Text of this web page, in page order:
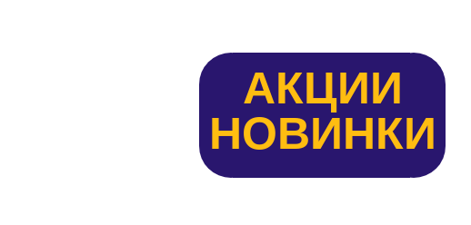
АКЦИИ
НОВИНКИ